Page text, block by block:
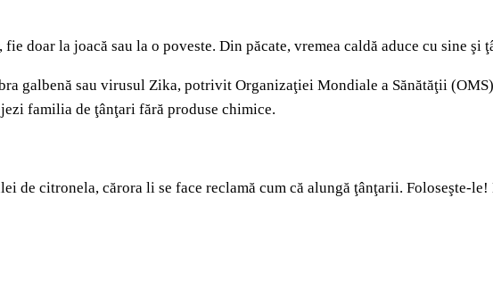
doar la joacă sau la o poveste. Din păcate, vremea caldă aduce cu
galbenă sau virusul Zika, potrivit Organizaţiei Mondiale a Sănătăţii
familia de ţânţari fără produse chimice.
de citronela, cărora li se face reclamă cum că alungă ţânţarii.